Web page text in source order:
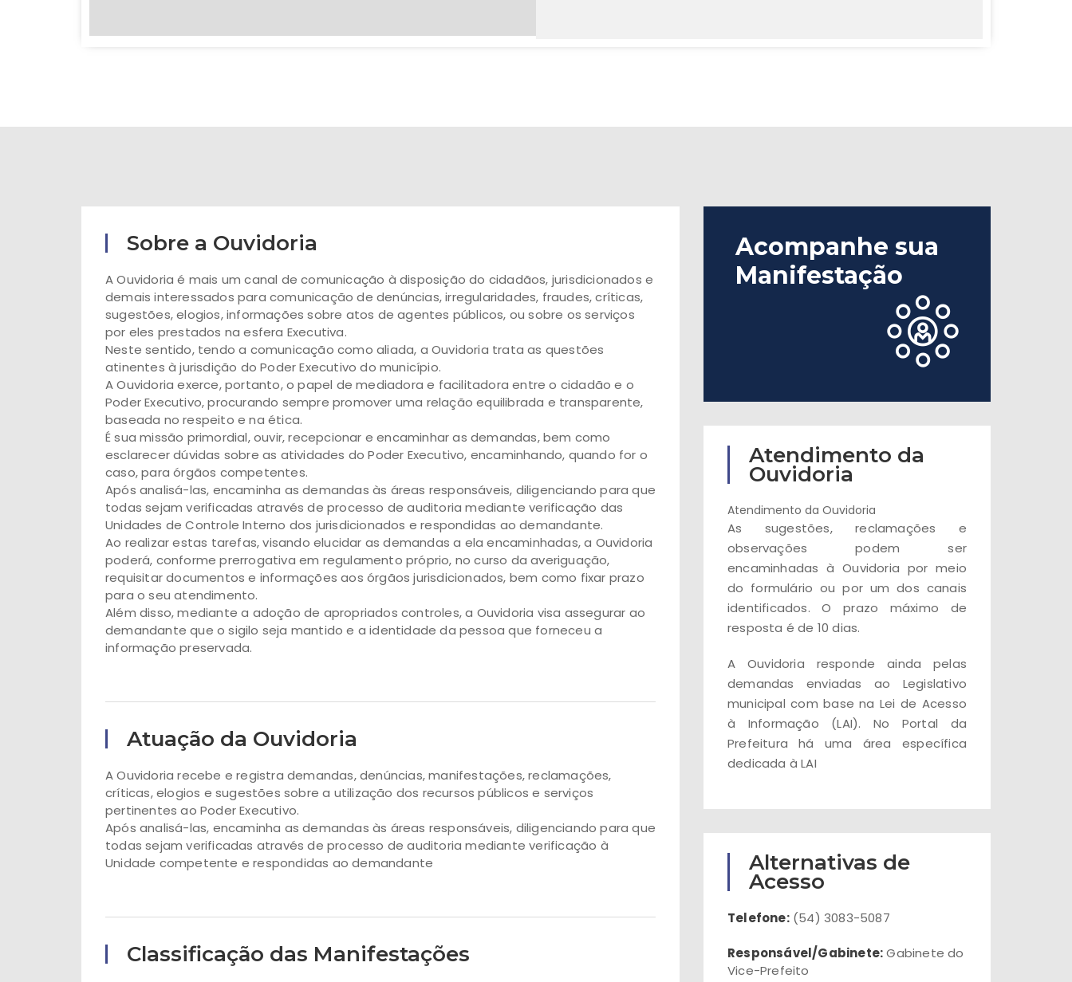
Sobre a Ouvidoria
A Ouvidoria é mais um canal de comunicação à disposição do cidadãos, jurisdicionados e
demais interessados para comunicação de denúncias, irregularidades, fraudes, críticas,
sugestões, elogios, informações sobre atos de agentes públicos, ou sobre os serviços
por eles prestados na esfera Executiva.
Neste sentido, tendo a comunicação como aliada, a Ouvidoria trata as questões
atinentes à jurisdição do Poder Executivo do município.
A Ouvidoria exerce, portanto, o papel de mediadora e facilitadora entre o cidadão e o
Poder Executivo, procurando sempre promover uma relação equilibrada e transparente,
baseada no respeito e na ética.
É sua missão primordial, ouvir, recepcionar e encaminhar as demandas, bem como
esclarecer dúvidas sobre as atividades do Poder Executivo, encaminhando, quando for o
caso, para órgãos competentes.
Após analisá-las, encaminha as demandas às áreas responsáveis, diligenciando para que
todas sejam verificadas através de processo de auditoria mediante verificação das
Unidades de Controle Interno dos jurisdicionados e respondidas ao demandante.
Ao realizar estas tarefas, visando elucidar as demandas a ela encaminhadas, a Ouvidoria
poderá, conforme prerrogativa em regulamento próprio, no curso da averiguação,
requisitar documentos e informações aos órgãos jurisdicionados, bem como fixar prazo
para o seu atendimento.
Além disso, mediante a adoção de apropriados controles, a Ouvidoria visa assegurar ao
demandante que o sigilo seja mantido e a identidade da pessoa que forneceu a
informação preservada.
Atuação da Ouvidoria
A Ouvidoria recebe e registra demandas, denúncias, manifestações, reclamações,
críticas, elogios e sugestões sobre a utilização dos recursos públicos e serviços
pertinentes ao Poder Executivo.
Após analisá-las, encaminha as demandas às áreas responsáveis, diligenciando para que
todas sejam verificadas através de processo de auditoria mediante verificação à
Unidade competente e respondidas ao demandante
Classificação das Manifestações
Acompanhe sua
Manifestação
Atendimento da
Ouvidoria
Atendimento da Ouvidoria
As sugestões, reclamações e
observações podem ser
encaminhadas à Ouvidoria por meio
do formulário ou por um dos canais
identificados. O prazo máximo de
resposta é de 10 dias.
A Ouvidoria responde ainda pelas
demandas enviadas ao Legislativo
municipal com base na Lei de Acesso
à Informação (LAI). No Portal da
Prefeitura há uma área específica
dedicada à LAI
Alternativas de
Acesso
Telefone:(54) 3083-5087
Responsável/Gabinete:Gabinete do
Vice-Prefeito